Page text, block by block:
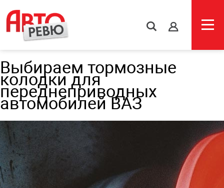
s
Выбираем тормозные
колодки для
переднеприводных
автомобилей ВАЗ